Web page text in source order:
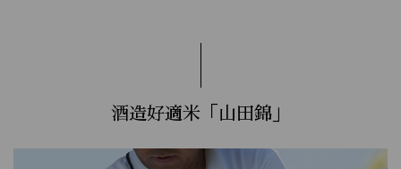
酒造好適米「山田錦」